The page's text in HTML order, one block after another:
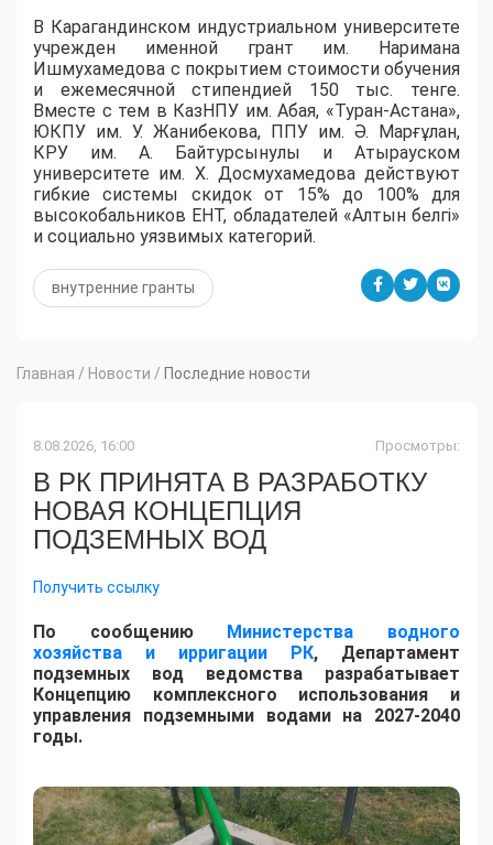
​В Карагандинском индустриальном университете
учрежден именной грант им. Наримана
Ишмухамедова с покрытием стоимости обучения
и ежемесячной стипендией 150 тыс. тенге.
Вместе с тем в КазНПУ им. Абая, «Туран-Астана»,
ЮКПУ им. У. Жанибекова, ППУ им. Ә. Марғұлан,
КРУ им. А. Байтурсынулы и Атырауском
университете им. Х. Досмухамедова действуют
гибкие системы скидок от 15% до 100% для
высокобальников ЕНТ, обладателей «Алтын белгі»
и социально уязвимых категорий.
внутренние гранты
Главная / Новости / Последние новости
8.08.2026, 16:00 Просмотры:
В РК ПРИНЯТА В РАЗРАБОТКУ
НОВАЯ КОНЦЕПЦИЯ
ПОДЗЕМНЫХ ВОД
Получить ссылку
По сообщению Министерства водного
хозяйства и ирригации РК, Департамент
подземных вод ведомства разрабатывает
Концепцию комплексного использования и
управления подземными водами на 2027-2040
годы.